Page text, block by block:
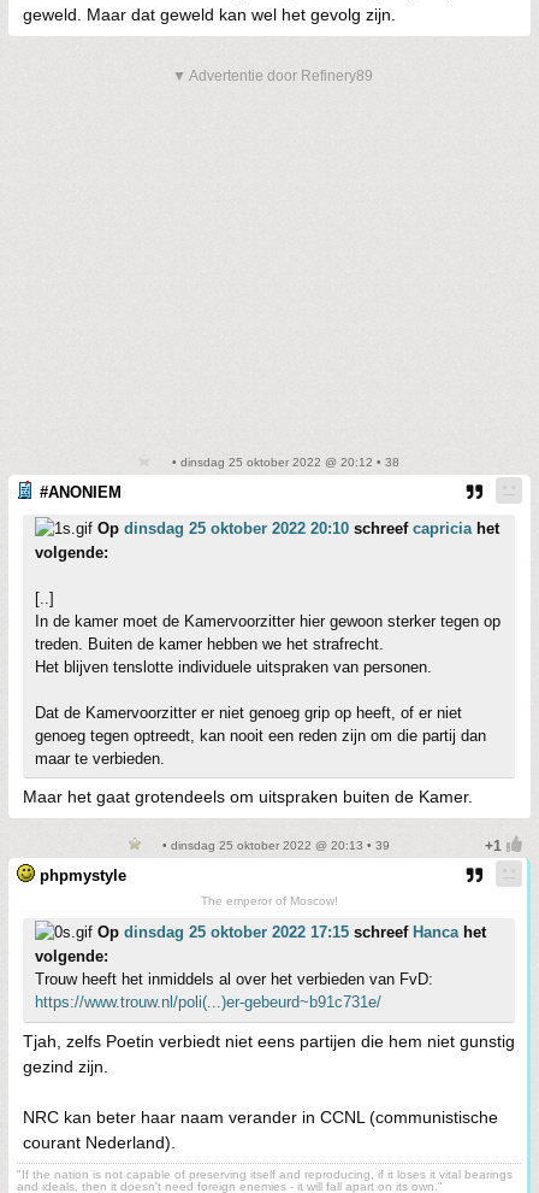
geweld. Maar dat geweld kan wel het gevolg zijn.
▼ Advertentie door Refinery89
• dinsdag 25 oktober 2022 @ 20:12 • 38
#ANONIEM
Op dinsdag 25 oktober 2022 20:10 schreef capriciahet
volgende:
[..]
In de kamer moet de Kamervoorzitter hier gewoon sterker tegen op
treden. Buiten de kamer hebben we het strafrecht.
Het blijven tenslotte individuele uitspraken van personen.
Dat de Kamervoorzitter er niet genoeg grip op heeft, of er niet
genoeg tegen optreedt, kan nooit een reden zijn om die partij dan
maar te verbieden.
Maar het gaat grotendeels om uitspraken buiten de Kamer.
• dinsdag 25 oktober 2022 @ 20:13 • 39
phpmystyle
The emperor of Moscow!
Op dinsdag 25 oktober 2022 17:15 schreef Hancahet
volgende:
Trouw heeft het inmiddels al over het verbieden van FvD:
https://www.trouw.nl/poli(...)er-gebeurd~b91c731e/
Tjah, zelfs Poetin verbiedt niet eens partijen die hem niet gunstig
gezind zijn.
NRC kan beter haar naam verander in CCNL (communistische
courant Nederland).
"If the nation is not capable of preserving itself and reproducing, if it loses it vital bearings
and ideals, then it doesn't need foreign enemies - it will fall apart on its own."